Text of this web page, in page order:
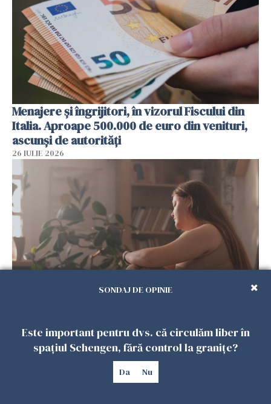
Menajere și îngrijitori, în vizorul Fiscului din
Italia. Aproape 500.000 de euro din venituri,
ascunși de autorități
26 IULIE 2026
imigranți
26 IULIE 2026
SONDAJ DE OPINIE
Este important pentru dvs. că circulăm liber în
spațiul Schengen, fără control la granițe?
Da Nu